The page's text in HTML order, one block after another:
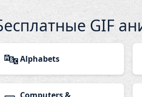
GIF
🔤Alphabets